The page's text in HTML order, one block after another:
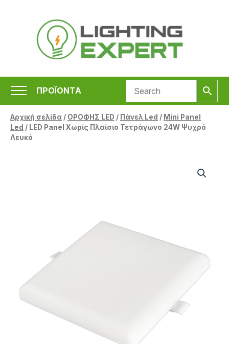
περιεχόμενο
ΠΡΟΪΟΝΤΑ
Αρχική σελίδα/ ΟΡΟΦΗΣ LED / Πάνελ Led / Mini Panel
Led / LED Panel Χωρίς Πλαίσιο Τετράγωνο 24W Ψυχρό
Λευκό